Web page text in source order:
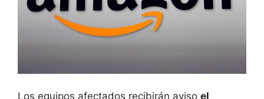
Los equipos afectados recibirán aviso el